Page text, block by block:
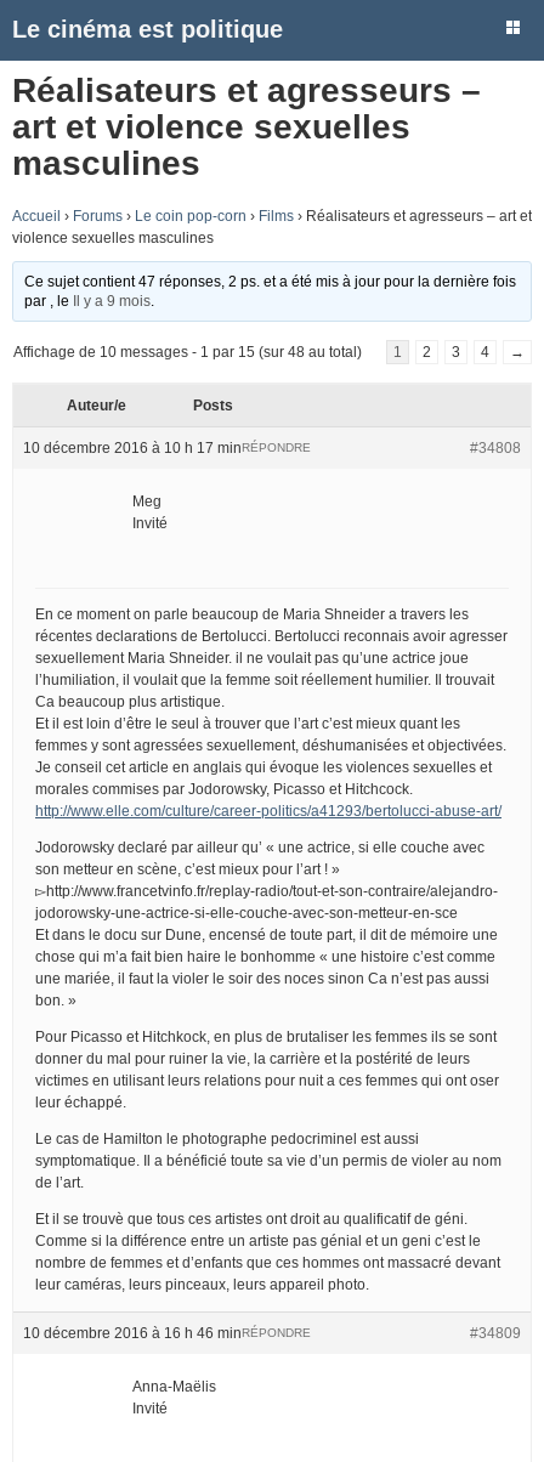
Le cinéma est politique
Réalisateurs et agresseurs –
art et violence sexuelles
masculines
Accueil › Forums › Le coin pop-corn › Films › Réalisateurs et agresseurs – art et
violence sexuelles masculines
Ce sujet contient 47 réponses, 2 ps. et a été mis à jour pour la dernière fois
par
, le Il y a 9 mois
Affichage de 10 messages - 1 par 15 (sur 48 au total) 1 2 3 4 →
Auteur/e Posts
10 décembre 2016 à 10 h 17 min #34808
RÉPONDRE
Meg
Invité
En ce moment on parle beaucoup de Maria Shneider a travers les
récentes declarations de Bertolucci. Bertolucci reconnais avoir agresser
sexuellement Maria Shneider. il ne voulait pas qu’une actrice joue
l’humiliation, il voulait que la femme soit réellement humilier. Il trouvait
Ca beaucoup plus artistique.
Et il est loin d’être le seul à trouver que l’art c’est mieux quant les
femmes y sont agressées sexuellement, déshumanisées et objectivées.
Je conseil cet article en anglais qui évoque les violences sexuelles et
morales commises par Jodorowsky, Picasso et Hitchcock.
http://www.elle.com/culture/career-politics/a41293/bertolucci-abuse-art/
Jodorowsky declaré par ailleur qu’ « une actrice, si elle couche avec
son metteur en scène, c’est mieux pour l’art ! »
▻http://www.francetvinfo.fr/replay-radio/tout-et-son-contraire/alejandro-
jodorowsky-une-actrice-si-elle-couche-avec-son-metteur-en-sce
Et dans le docu sur Dune, encensé de toute part, il dit de mémoire une
chose qui m’a fait bien haire le bonhomme « une histoire c’est comme
une mariée, il faut la violer le soir des noces sinon Ca n’est pas aussi
bon. »
Pour Picasso et Hitchkock, en plus de brutaliser les femmes ils se sont
donner du mal pour ruiner la vie, la carrière et la postérité de leurs
victimes en utilisant leurs relations pour nuit a ces femmes qui ont oser
leur échappé.
Le cas de Hamilton le photographe pedocriminel est aussi
symptomatique. Il a bénéficié toute sa vie d’un permis de violer au nom
de l’art.
Et il se trouvè que tous ces artistes ont droit au qualificatif de géni.
Comme si la différence entre un artiste pas génial et un geni c’est le
nombre de femmes et d’enfants que ces hommes ont massacré devant
leur caméras, leurs pinceaux, leurs appareil photo.
10 décembre 2016 à 16 h 46 min #34809
RÉPONDRE
Anna-Maëlis
Invité